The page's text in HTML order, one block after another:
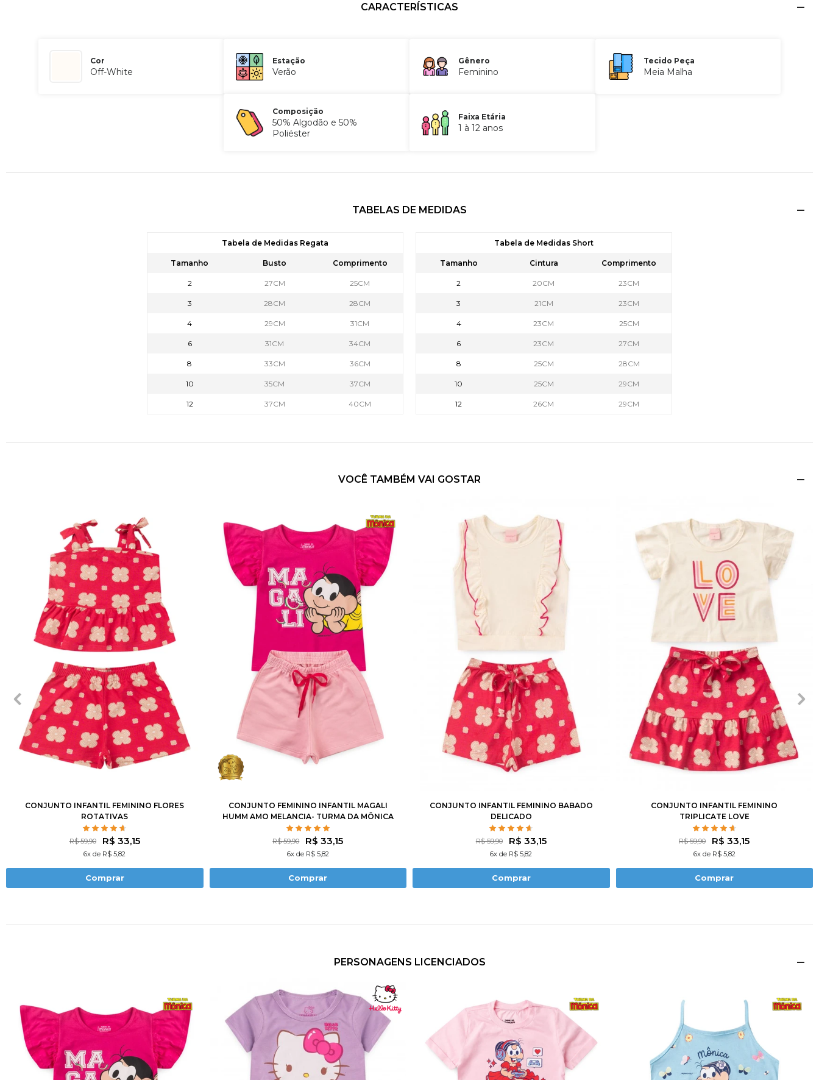
CARACTERÍSTICAS
Cor
Off-White
Estação
Verão
Gênero
Feminino
Tecido Peça
Meia Malha
Composição
50% Algodão e 50%
Poliéster
Faixa Etária
1 à 12 anos
TABELAS DE MEDIDAS
Tabela de Medidas Regata
Tamanho Busto Comprimento
2 27CM 25CM
3 28CM 28CM
4 29CM 31CM
6 31CM 34CM
8 33CM 36CM
10 35CM 37CM
12 37CM 40CM
Tabela de Medidas Short
Tamanho Cintura Comprimento
2 20CM 23CM
3 21CM 23CM
4 23CM 25CM
6 23CM 27CM
8 25CM 28CM
10 25CM 29CM
12 26CM 29CM
VOCÊ TAMBÉM VAI GOSTAR
CONJUNTO INFANTIL FEMININO FLORES
ROTATIVAS
R$ 59,90 R$ 33,15
6x de R$ 5,82
Comprar
1
CONJUNTO FEMININO INFANTIL MAGALI
HUMM AMO MELANCIA- TURMA DA MÔNICA
R$ 59,90 R$ 33,15
6x de R$ 5,82
Comprar
CONJUNTO INFANTIL FEMININO BABADO
DELICADO
R$ 59,90 R$ 33,15
6x de R$ 5,82
Comprar
CONJUNTO INFANTIL FEMININO
TRIPLICATE LOVE
R$ 59,90 R$ 33,15
6x de R$ 5,82
Comprar
PERSONAGENS LICENCIADOS